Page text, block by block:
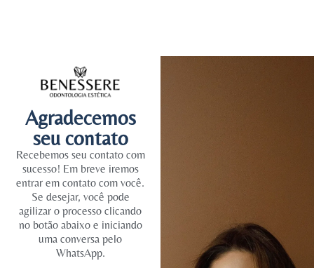
Agradecemos
seu contato
Recebemos seu contato com
sucesso! Em breve iremos
entrar em contato com você.
Se desejar, você pode
agilizar o processo clicando
no botão abaixo e iniciando
uma conversa pelo
WhatsApp.